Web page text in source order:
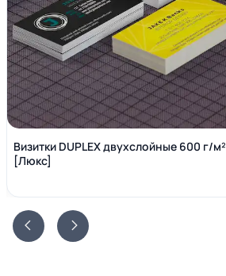
Визитки DUPLEX двухслойные 600 г/м²
[Люкс]